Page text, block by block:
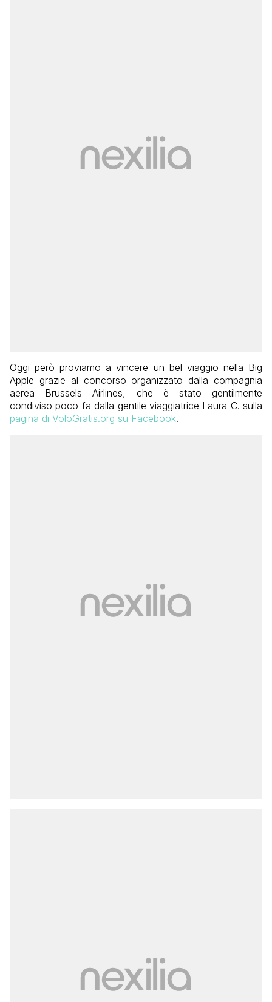
Oggi però proviamo a vincere un bel viaggio nella Big
Apple grazie al concorso organizzato dalla compagnia
aerea Brussels Airlines, che è stato gentilmente
condiviso poco fa dalla gentile viaggiatrice Laura C. sulla
pagina di VoloGratis.org su Facebook.